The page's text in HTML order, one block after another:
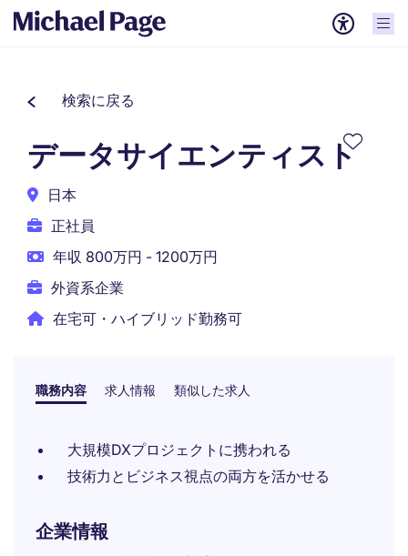
検索に戻る
データサイエンティスト
日本
正社員
年収 800万円 - 1200万円
外資系企業
在宅可・ハイブリッド勤務可
職務内容 求人情報 類似した求人
大規模DXプロジェクトに携われる
技術力とビジネス視点の両方を活かせる
企業情報